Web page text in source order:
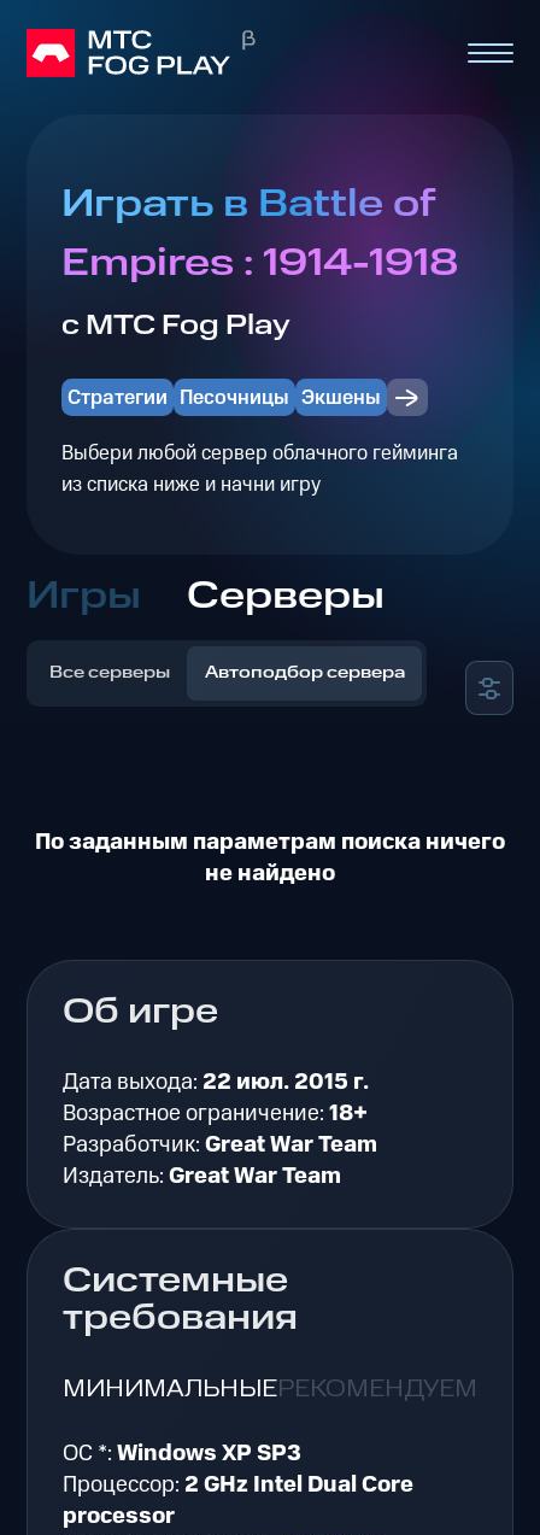
Играть в Battle of
Empires : 1914-1918
с МТС Fog Play
Стратегии Песочницы Экшены
Выбери любой сервер облачного гейминга
из списка ниже и начни игру
Игры Серверы
Все серверы Автоподбор сервера
По заданным параметрам поиска ничего
не найдено
Об игре
Дата выхода: 22 июл. 2015 г.
Возрастное ограничение:18+
Разработчик:Great War Team
Издатель:Great War Team
Системные
требования
МИНИМАЛЬНЫЕРЕКОМЕНДУЕМЫЕ
ОС *:Windows XP SP3
Процессор: 2 GHz Intel Dual Core
processor